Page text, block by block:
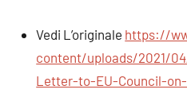
Vedi L’originale https://
content/uploads/2021/
Letter-to-EU-Council-